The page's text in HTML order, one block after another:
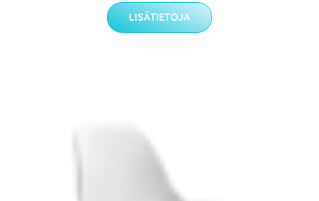
LISÄTIETOJA